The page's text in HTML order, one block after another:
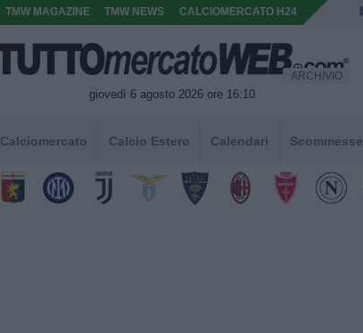
TMW MAGAZINE TMW NEWS CALCIOMERCATO H24
giovedì 6 agosto 2026 ore 16:10
ARCHIVIO
Calciomercato Calcio Estero Calendari Scommesse